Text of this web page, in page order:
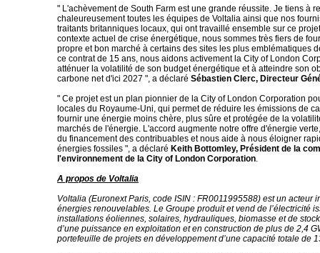
" L'achèvement de South Farm est une grande réussite. Je tiens à
chaleureusement toutes les équipes de Voltalia ainsi que nos
traitants britanniques locaux, qui ont travaillé ensemble sur ce
contexte actuel de crise énergétique, nous sommes très fiers de
propre et bon marché à certains des sites les plus emblématiques
ce contrat de 15 ans, nous aidons activement la City of London
atténuer la volatilité de son budget énergétique et à atteindre son
carbone net d'ici 2027 ", a déclaré Sébastien Clerc, Directeur
" Ce projet est un plan pionnier de la City of London Corporation
locales du Royaume-Uni, qui permet de réduire les émissions de
fournir une énergie moins chère, plus sûre et protégée de la
marchés de l'énergie. L'accord augmente notre offre d'énergie
du financement des contribuables et nous aide à nous éloigner
énergies fossiles ", a déclaré Keith Bottomley, Président de la
l'environnement de la City of London Corporation.
A propos de Voltalia
Voltalia (Euronext Paris, code ISIN : FR0011995588) est un acteur
énergies renouvelables. Le Groupe produit et vend de l’électricité
installations éoliennes, solaires, hydrauliques, biomasse et de
d’une puissance en exploitation et en construction de plus de 2,4
portefeuille de projets en développement d’une capacité totale de